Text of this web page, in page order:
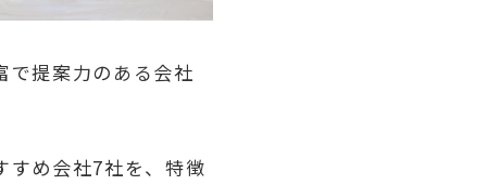
で提案力のある会社
すめ会社7社を、特徴